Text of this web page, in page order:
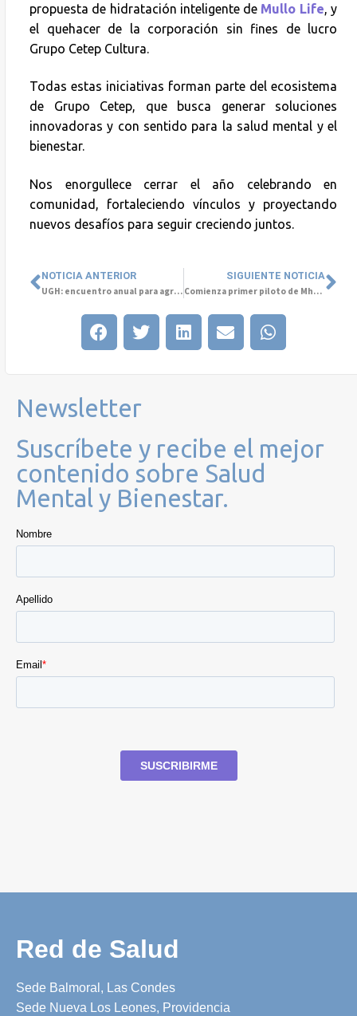
propuesta de hidratación inteligente de Mullo Life , y
el quehacer de la corporación sin fines de lucro
Grupo Cetep Cultura.
Todas estas iniciativas forman parte del ecosistema
de Grupo Cetep, que busca generar soluciones
innovadoras y con sentido para la salud mental y el
bienestar.
Nos enorgullece cerrar el año celebrando en
comunidad, fortaleciendo vínculos y proyectando
nuevos desafíos para seguir creciendo juntos.
NOTICIA ANTERIOR
UGH: encuentro anual para agradecer y proyectar juntos
SIGUIENTE NOTICIA
Comienza primer piloto de Mhaite en Colombia
Newsletter
Suscríbete y recibe el mejor
contenido sobre Salud
Mental y Bienestar.
Red de Salud
Sede Balmoral, Las Condes
Sede Nueva Los Leones, Providencia